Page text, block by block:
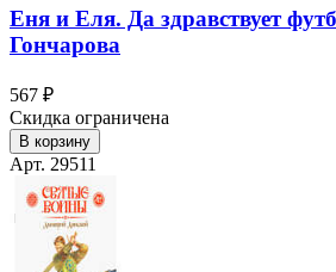
Еня и Еля. Да здравствует
Гончарова
567 ₽
Скидка ограничена
В корзину
Арт. 29511